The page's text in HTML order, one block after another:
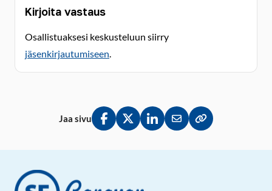
Kirjoita vastaus
Osallistuaksesi keskusteluun siirry
jäsenkirjautumiseen.
Jaa sivu
Jaa Facebookissa
Jaa Twitterissä
Jaa LinkedInissä
Jaa sähköpostitse
Kopioi linkki